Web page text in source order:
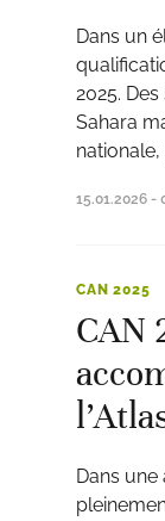
Dans un
2025.
Sahara
15.01.2026 -
CAN 2025
CAN
Dans